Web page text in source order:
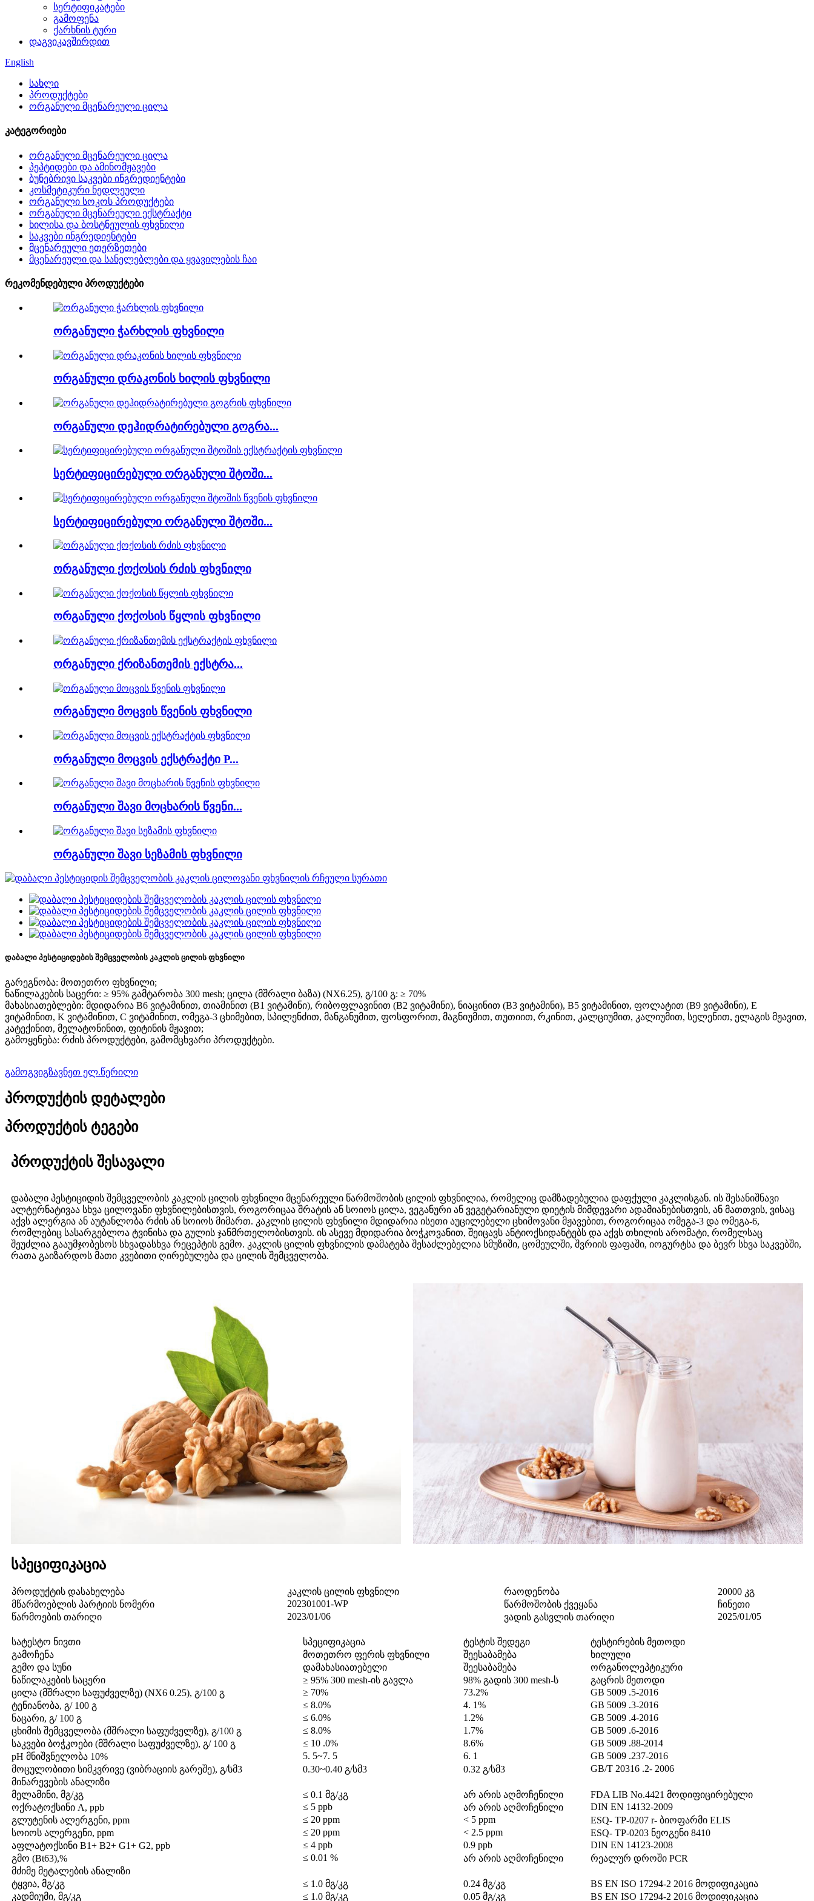
სერტიფიკატები
გამოფენა
ქარხნის ტური
დაგვიკავშირდით
English
სახლი
პროდუქტები
ორგანული მცენარეული ცილა
კატეგორიები
ორგანული მცენარეული ცილა
პეპტიდები და ამინომჟავები
ბუნებრივი საკვები ინგრედიენტები
კოსმეტიკური ნედლეული
ორგანული სოკოს პროდუქტები
ორგანული მცენარეული ექსტრაქტი
ხილისა და ბოსტნეულის ფხვნილი
საკვები ინგრედიენტები
მცენარეული ეთერზეთები
მცენარეული და სანელებლები და ყვავილების ჩაი
რეკომენდებული პროდუქტები
ორგანული ჭარხლის ფხვნილი
ორგანული დრაკონის ხილის ფხვნილი
ორგანული დეჰიდრატირებული გოგრა...
სერტიფიცირებული ორგანული შტოში...
სერტიფიცირებული ორგანული შტოში...
ორგანული ქოქოსის რძის ფხვნილი
ორგანული ქოქოსის წყლის ფხვნილი
ორგანული ქრიზანთემის ექსტრა...
ორგანული მოცვის წვენის ფხვნილი
ორგანული მოცვის ექსტრაქტი P...
ორგანული შავი მოცხარის წვენი...
ორგანული შავი სეზამის ფხვნილი
დაბალი პესტიციდების შემცველობის კაკლის ცილის ფხვნილი
გარეგნობა: მოთეთრო ფხვნილი;
ნაწილაკების საცერი: ≥ 95% გამტარობა 300 mesh; ცილა (მშრალი ბაზა) (NX6.25), გ/100 გ: ≥ 70%
მახასიათებლები: მდიდარია B6 ვიტამინით, თიამინით (B1 ვიტამინი), რიბოფლავინით (B2 ვიტამინი), ნიაცინით (B3 ვიტამინი), B5 ვიტამინით, ფოლატით (B9 ვიტამინი), E
ვიტამინით, K ვიტამინით, C ვიტამინით, ომეგა-3 ცხიმებით, სპილენძით, მანგანუმით, ფოსფორით, მაგნიუმით, თუთიით, რკინით, კალციუმით, კალიუმით, სელენით, ელაგის მჟავით,
კატექინით, მელატონინით, ფიტინის მჟავით;
გამოყენება: რძის პროდუქტები, გამომცხვარი პროდუქტები.
გამოგვიგზავნეთ ელ.წერილი
პროდუქტის დეტალები
პროდუქტის ტეგები
პროდუქტის შესავალი
დაბალი პესტიციდის შემცველობის კაკლის ცილის ფხვნილი მცენარეული წარმოშობის ცილის ფხვნილია, რომელიც დამზადებულია დაფქული კაკლისგან. ის შესანიშნავი
ალტერნატივაა სხვა ცილოვანი ფხვნილებისთვის, როგორიცაა შრატის ან სოიოს ცილა, ვეგანური ან ვეგეტარიანული დიეტის მიმდევარი ადამიანებისთვის, ან მათთვის, ვისაც
აქვს ალერგია ან აუტანლობა რძის ან სოიოს მიმართ. კაკლის ცილის ფხვნილი მდიდარია ისეთი აუცილებელი ცხიმოვანი მჟავებით, როგორიცაა ომეგა-3 და ომეგა-6,
რომლებიც სასარგებლოა ტვინისა და გულის ჯანმრთელობისთვის. ის ასევე მდიდარია ბოჭკოვანით, შეიცავს ანტიოქსიდანტებს და აქვს თხილის არომატი, რომელსაც
შეუძლია გააუმჯობესოს სხვადასხვა რეცეპტის გემო. კაკლის ცილის ფხვნილის დამატება შესაძლებელია სმუზიში, ცომეულში, შვრიის ფაფაში, იოგურტსა და ბევრ სხვა საკვებში,
რათა გაიზარდოს მათი კვებითი ღირებულება და ცილის შემცველობა.
სპეციფიკაცია
პროდუქტის დასახელება კაკლის ცილის ფხვნილი რაოდენობა
20000 კგ
მწარმოებლის პარტიის ნომერი
202301001-WP წარმოშობის ქვეყანა
ჩინეთი
წარმოების თარიღი
2023/01/06 ვადის გასვლის თარიღი 2025/01/05
სატესტო ნივთი სპეციფიკაცია ტესტის შედეგი
ტესტირების მეთოდი
გამოჩენა
მოთეთრო ფერის ფხვნილი შეესაბამება
ხილული
გემო და სუნი
დამახასიათებელი შეესაბამება
ორგანოლეპტიკური
ნაწილაკების საცერი
≥ 95% 300 mesh-ის გავლა 98% გადის 300 mesh-ს
გაცრის მეთოდი
ცილა (მშრალი საფუძველზე) (NX6 0.25), გ/100 გ
≥ 70% 73.2%
GB 5009 .5-2016
ტენიანობა, გ/ 100 გ
≤ 8.0% 4. 1%
GB 5009 .3-2016
ნაცარი, გ/ 100 გ
≤ 6.0% 1.2%
GB 5009 .4-2016
ცხიმის შემცველობა (მშრალი საფუძველზე), გ/100 გ
≤ 8.0% 1.7%
GB 5009 .6-2016
საკვები ბოჭკოები (მშრალი საფუძველზე), გ/ 100 გ
≤ 10 .0% 8.6%
GB 5009 .88-2014
pH მნიშვნელობა 10%
5. 5~7. 5 6. 1
GB 5009 .237-2016
მოცულობითი სიმკვრივე (ვიბრაციის გარეშე), გ/სმ3
0.30~0.40 გ/სმ3 0.32 გ/სმ3
GB/T 20316 .2- 2006
მინარევების ანალიზი
მელამინი, მგ/კგ
≤ 0.1 მგ/კგ არ არის აღმოჩენილი
FDA LIB No.4421 მოდიფიცირებული
ოქრატოქსინი A, ppb
≤ 5 ppb არ არის აღმოჩენილი
DIN EN 14132-2009
გლუტენის ალერგენი, ppm
≤ 20 ppm < 5 ppm
ESQ- TP-0207 r- ბიოფარმი ELIS
სოიოს ალერგენი, ppm
≤ 20 ppm < 2.5 ppm
ESQ- TP-0203 ნეოგენი 8410
აფლატოქსინი B1+ B2+ G1+ G2, ppb
≤ 4 ppb 0.9 ppb
DIN EN 14123-2008
გმო (Bt63),%
≤ 0.01 % არ არის აღმოჩენილი
რეალურ დროში PCR
მძიმე მეტალების ანალიზი
ტყვია, მგ/კგ
≤ 1.0 მგ/კგ 0.24 მგ/კგ
BS EN ISO 17294-2 2016 მოდიფიკაცია
კადმიუმი, მგ/კგ
≤ 1.0 მგ/კგ 0.05 მგ/კგ BS EN ISO 17294-2 2016 მოდიფიკაცია